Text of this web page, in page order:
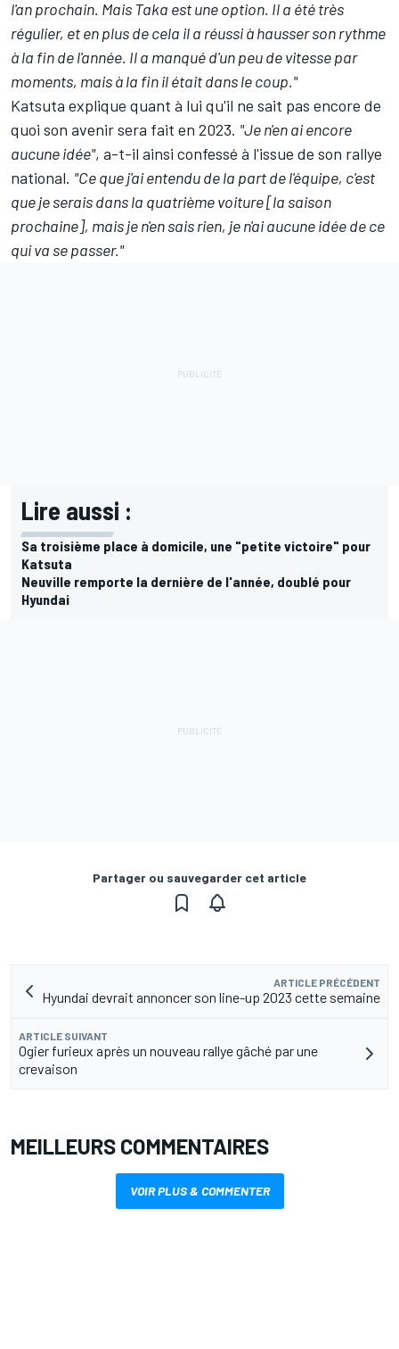
l'an prochain. Mais Taka est une option. Il a été très
régulier, et en plus de cela il a réussi à hausser son rythme
à la fin de l'année. Il a manqué d'un peu de vitesse par
moments, mais à la fin il était dans le coup."
Katsuta explique quant à lui qu'il ne sait pas encore de
quoi son avenir sera fait en 2023. "Je n'en ai encore
aucune idée", a-t-il ainsi confessé à l'issue de son rallye
national. "Ce que j'ai entendu de la part de l'équipe, c'est
que je serais dans la quatrième voiture [la saison
prochaine], mais je n'en sais rien, je n'ai aucune idée de ce
qui va se passer."
Lire aussi :
Sa troisième place à domicile, une "petite victoire" pour
Katsuta
Neuville remporte la dernière de l'année, doublé pour
Hyundai
Partager ou sauvegarder cet article
ARTICLE PRÉCÉDENT
Hyundai devrait annoncer son line-up 2023 cette semaine
ARTICLE SUIVANT
Ogier furieux après un nouveau rallye gâché par une
crevaison
MEILLEURS COMMENTAIRES
VOIR PLUS & COMMENTER